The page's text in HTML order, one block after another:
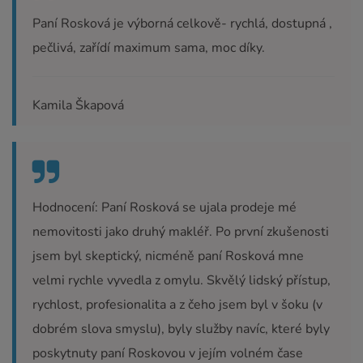
Paní Rosková je výborná celkově- rychlá, dostupná ,
pečlivá, zařídí maximum sama, moc díky.
Kamila Škapová
Hodnocení: Paní Rosková se ujala prodeje mé
nemovitosti jako druhý makléř. Po první zkušenosti
jsem byl skeptický, nicméně paní Rosková mne
velmi rychle vyvedla z omylu. Skvělý lidský přístup,
rychlost, profesionalita a z čeho jsem byl v šoku (v
dobrém slova smyslu), byly služby navíc, které byly
poskytnuty paní Roskovou v jejím volném čase